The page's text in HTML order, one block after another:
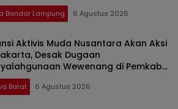
Bandar Lampung 6 Agustus 2026
Aktivis Muda Nusantara Akan Aksi
Desak Dugaan
Wewenang di Pemkab
Selatan Diusut
Barat 6 Agustus 2026